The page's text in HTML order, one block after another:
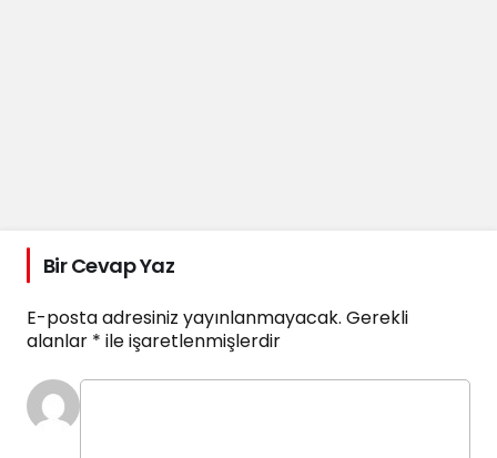
Bir Cevap Yaz
E-posta adresiniz yayınlanmayacak. Gerekli
alanlar * ile işaretlenmişlerdir